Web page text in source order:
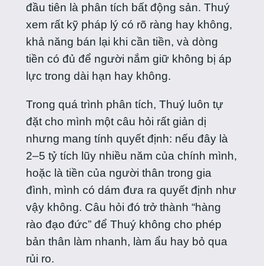
đầu tiên là phân tích bất động sản. Thuý
xem rất kỹ pháp lý có rõ ràng hay không,
khả năng bán lại khi cần tiền, và dòng
tiền có đủ để người nắm giữ không bị áp
lực trong dài hạn hay không.
Trong quá trình phân tích, Thuý luôn tự
đặt cho mình một câu hỏi rất giản dị
nhưng mang tính quyết định: nếu đây là
2–5 tỷ tích lũy nhiều năm của chính mình,
hoặc là tiền của người thân trong gia
đình, mình có dám đưa ra quyết định như
vậy không. Câu hỏi đó trở thành “hàng
rào đạo đức” để Thuý không cho phép
bản thân làm nhanh, làm ẩu hay bỏ qua
rủi ro.